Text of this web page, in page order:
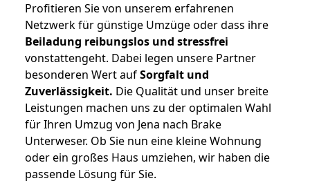
Profitieren Sie von unserem erfahrenen
Netzwerk für günstige Umzüge oder dass ihre
Beiladung reibungslos und stressfrei
vonstattengeht. Dabei legen unsere Partner
besonderen Wert aufSorgfalt und
Zuverlässigkeit. Die Qualität und unser breite
Leistungen machen uns zu der optimalen Wahl
für Ihren Umzug von Jena nach Brake
Unterweser. Ob Sie nun eine kleine Wohnung
oder ein großes Haus umziehen, wir haben die
passende Lösung für Sie.